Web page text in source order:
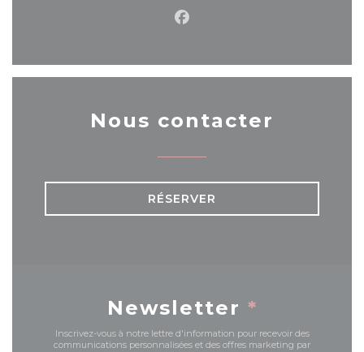
Facebook ((ouvre une
Nous contacter
RÉSERVER
Newsletter *
Inscrivez-vous à notre lettre d'information pour recevoir des
communications personnalisées et des offres marketing par